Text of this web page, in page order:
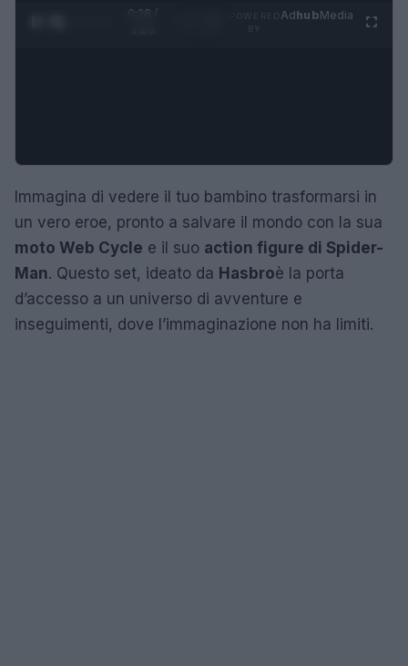
0:29 /
AdhubMedia
Immagina di vedere il tuo bambino trasformarsi in
un vero eroe, pronto a salvare il mondo con la sua
moto Web Cycle e il suo action figure di Spider-
Man. Questo set, ideato da Hasbroè la porta
d’accesso a un universo di avventure e
inseguimenti, dove l’immaginazione non ha limiti.